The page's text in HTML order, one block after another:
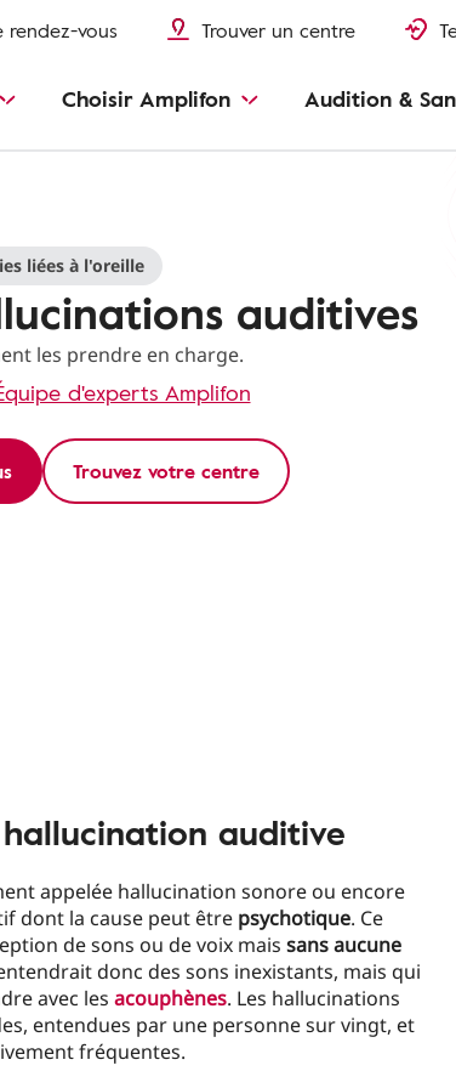
rendez-vous Trouver un centre
Choisir Amplifon Audition &
liées à l'oreille
auditives
les prendre en charge.
d'experts Amplifon
Trouvez votre centre
auditive
appelée hallucination sonore ou encore
dont la cause peut être psychotique. Ce
de sons ou de voix mais sans aucune
donc des sons inexistants, mais qui
avec les acouphènes. Les hallucinations
entendues par une personne sur vingt, et
fréquentes.